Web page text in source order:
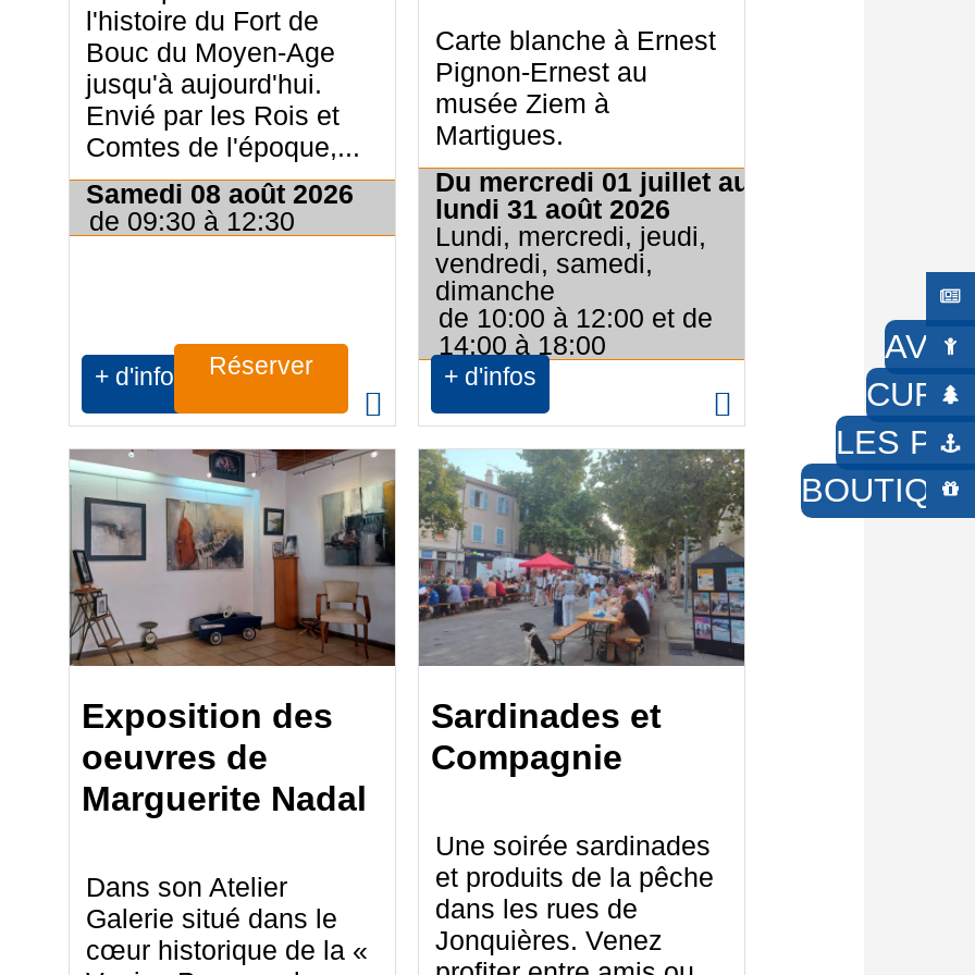
LES
l'histoire du Fort de
Bouc du Moyen-Age
jusqu'à aujourd'hui.
Envié par les Rois et
Comtes de l'époque,...
Samedi 08 août 2026
de 09:30 à 12:30
+ d'infos Réserver
Carte blanche à Ernest
Pignon-Ernest au
musée Ziem à
Martigues.
Du mercredi 01 juillet au
lundi 31 août 2026
Lundi, mercredi, jeudi,
vendredi, samedi,
dimanche
de 10:00 à 12:00 et de
14:00 à 18:00
+ d'infos
Exposition des
oeuvres de
Marguerite Nadal
Dans son Atelier
Galerie situé dans le
cœur historique de la «
Sardinades et
Compagnie
Une soirée sardinades
et produits de la pêche
dans les rues de
Jonquières. Venez